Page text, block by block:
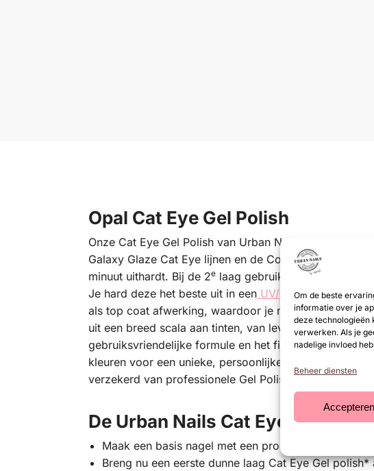
Om de beste
informatie over je
deze technologieën
verwerken. Als je
nadelige invloed
Beheer diensten
Accepteren
Opal Cat Eye Gel Polish
Onze Cat Eye Gel Polish van Urban Nails is er in
Galaxy Glaze Cat Eye lijnen en de Collecties. Ze zijn
minuut uithardt. Bij de 2elaag gebruik je een magneet
Je hard deze het beste uit in eenUV/ LEDlamp.
als top coat afwerking, waardoor je nagels er
uit een breed scala aan tinten, van levendige
gebruiksvriendelijke formule en het fijne kwastje is
kleuren voor een unieke, persoonlijke look of ga voor
verzekerd van professionele Gel Polish nagels.
De Urban Nails Cat Eye Gel
Maak een basis nagel met een product naar keuze.
Breng nu een eerste dunne laag Cat Eye Gel